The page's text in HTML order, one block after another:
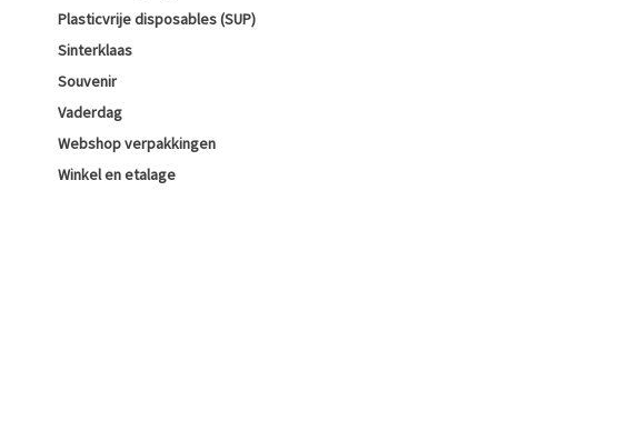
Plasticvrije disposables (SUP)
Sinterklaas
Souvenir
Vaderdag
Webshop verpakkingen
Winkel en etalage